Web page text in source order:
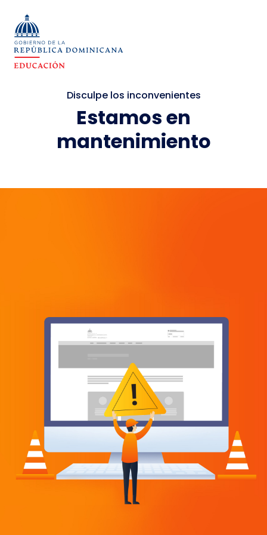
Disculpe los inconvenientes
Estamos en
mantenimiento